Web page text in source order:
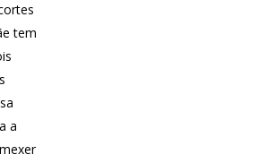
tem
a